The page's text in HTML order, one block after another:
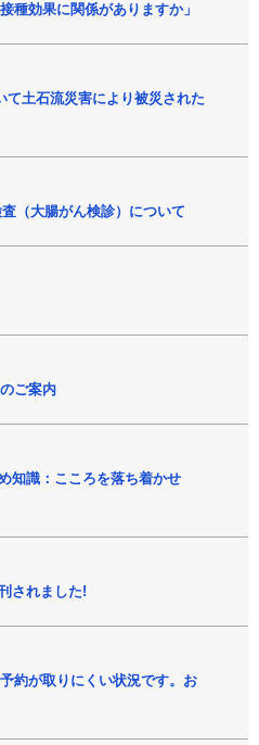
種効果に関係がありますか」
て土石流災害により被災された
（大腸がん検診）について
ご案内
識：こころを落ち着かせ
されました!
約が取りにくい状況です。お